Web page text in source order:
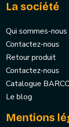
La société
Qui sommes-nous
Contactez-nous
Retour produit
Contactez-nous
Catalogue
Le blog
Mentions